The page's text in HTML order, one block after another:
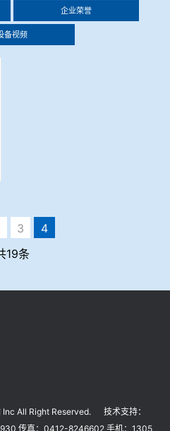
企业荣誉
备视频
3
4
19条
All Right Reserved. 技术支持：
传真：0412-8246602 手机：1305